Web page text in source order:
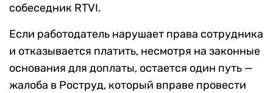
собеседник RTVI.
Если работодатель нарушает права сотрудника
и отказывается платить, несмотря на законные
основания для доплаты, остается один путь —
жалоба в Роструд, который вправе провести